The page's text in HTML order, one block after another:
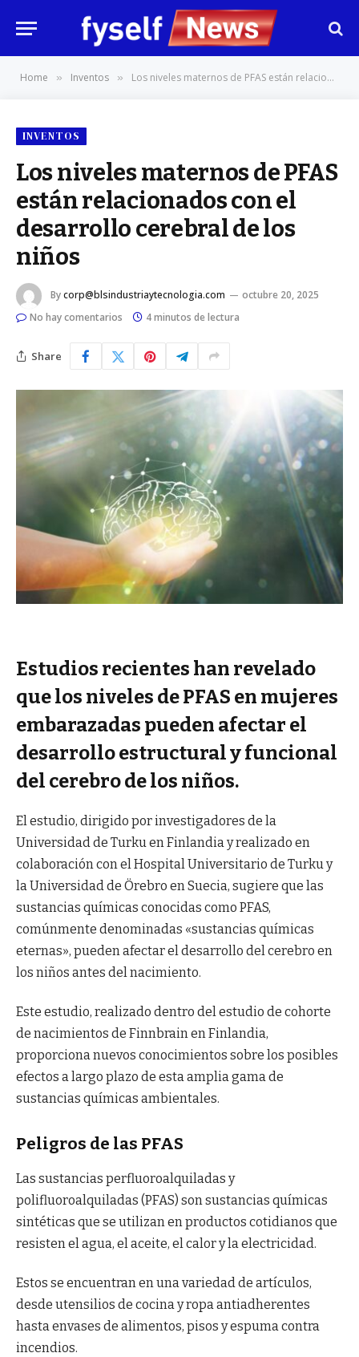
Home » Inventos » Los niveles maternos de PFAS están relacionados con el desarrollo cerebral de los niños
INVENTOS
Los niveles maternos de PFAS
están relacionados con el
desarrollo cerebral de los
niños
Bycorp@blsindustriaytecnologia.com
octubre 20, 2025
No hay comentarios
4 minutos de lectura
Share
Estudios recientes han revelado
que los niveles de PFAS en mujeres
embarazadas pueden afectar el
desarrollo estructural y funcional
del cerebro de los niños.
El estudio, dirigido por investigadores de la
Universidad de Turku en Finlandia y realizado en
colaboración con el Hospital Universitario de Turku y
la Universidad de Örebro en Suecia, sugiere que las
sustancias químicas conocidas como PFAS,
comúnmente denominadas «sustancias químicas
eternas», pueden afectar el desarrollo del cerebro en
los niños antes del nacimiento.
Este estudio, realizado dentro del estudio de cohorte
de nacimientos de Finnbrain en Finlandia,
proporciona nuevos conocimientos sobre los posibles
efectos a largo plazo de esta amplia gama de
sustancias químicas ambientales.
Peligros de las PFAS
Las sustancias perfluoroalquiladas y
polifluoroalquiladas (PFAS) son sustancias químicas
sintéticas que se utilizan en productos cotidianos que
resisten el agua, el aceite, el calor y la electricidad.
Estos se encuentran en una variedad de artículos,
desde utensilios de cocina y ropa antiadherentes
hasta envases de alimentos, pisos y espuma contra
incendios.